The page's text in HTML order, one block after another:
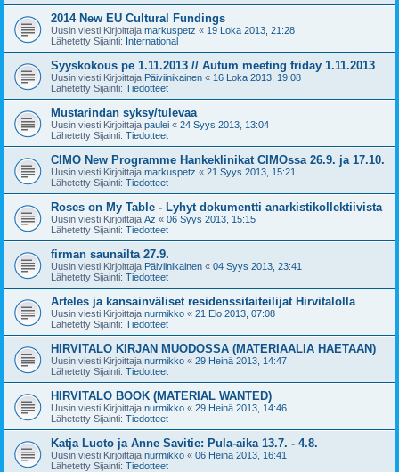
2014 New EU Cultural Fundings
Uusin viesti Kirjoittaja markuspetz « 19 Loka 2013, 21:28
Lähetetty Sijainti: International
Syyskokous pe 1.11.2013 // Autum meeting friday 1.11.2013
Uusin viesti Kirjoittaja Päiviinikainen « 16 Loka 2013, 19:08
Lähetetty Sijainti: Tiedotteet
Mustarindan syksy/tulevaa
Uusin viesti Kirjoittaja paulei « 24 Syys 2013, 13:04
Lähetetty Sijainti: Tiedotteet
CIMO New Programme Hankeklinikat CIMOssa 26.9. ja 17.10.
Uusin viesti Kirjoittaja markuspetz « 21 Syys 2013, 15:21
Lähetetty Sijainti: Tiedotteet
Roses on My Table - Lyhyt dokumentti anarkistikollektiivista
Uusin viesti Kirjoittaja Az « 06 Syys 2013, 15:15
Lähetetty Sijainti: Tiedotteet
firman saunailta 27.9.
Uusin viesti Kirjoittaja Päiviinikainen « 04 Syys 2013, 23:41
Lähetetty Sijainti: Tiedotteet
Arteles ja kansainväliset residenssitaiteilijat Hirvitalolla
Uusin viesti Kirjoittaja nurmikko « 21 Elo 2013, 07:08
Lähetetty Sijainti: Tiedotteet
HIRVITALO KIRJAN MUODOSSA (MATERIAALIA HAETAAN)
Uusin viesti Kirjoittaja nurmikko « 29 Heinä 2013, 14:47
Lähetetty Sijainti: Tiedotteet
HIRVITALO BOOK (MATERIAL WANTED)
Uusin viesti Kirjoittaja nurmikko « 29 Heinä 2013, 14:46
Lähetetty Sijainti: Tiedotteet
Katja Luoto ja Anne Savitie: Pula-aika 13.7. - 4.8.
Uusin viesti Kirjoittaja nurmikko « 06 Heinä 2013, 16:41
Lähetetty Sijainti: Tiedotteet